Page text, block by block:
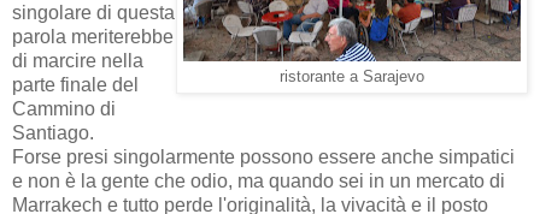
ristorante a Sarajevo
singolare di questa
parola meriterebbe
di marcire nella
parte finale del
Cammino di
Santiago.
Forse presi singolarmente possono essere anche simpatici
e non è la gente che odio, ma quando sei in un mercato di
Marrakech e tutto perde l'originalità, la vivacità e il posto